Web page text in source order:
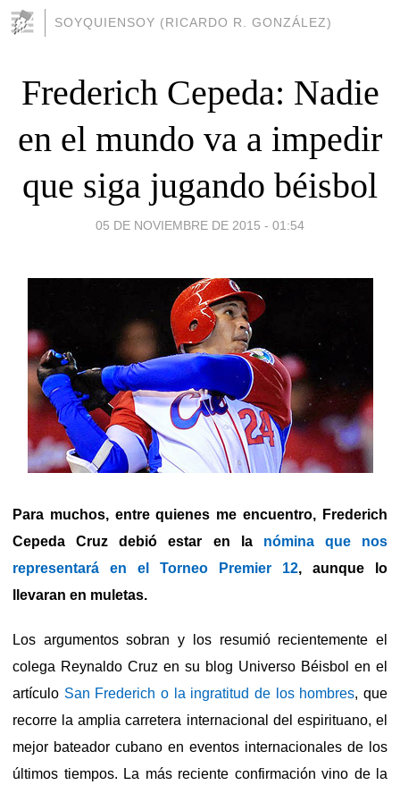
SOYQUIENSOY (RICARDO R. GONZÁLEZ)
Frederich Cepeda: Nadie
en el mundo va a impedir
que siga jugando béisbol
05 DE NOVIEMBRE DE 2015 - 01:54
Para muchos, entre quienes me encuentro, Frederich
Cepeda Cruz debió estar en la nómina que nos
representará en el Torneo Premier 12, aunque lo
llevaran en muletas.
Los argumentos sobran y los resumió recientemente el
colega Reynaldo Cruz en su blog Universo Béisbol en el
artículo San Frederich o la ingratitud de los hombres, que
recorre la amplia carretera internacional del espirituano, el
mejor bateador cubano en eventos internacionales de los
últimos tiempos. La más reciente confirmación vino de la